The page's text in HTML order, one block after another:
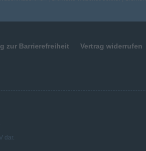
zur Barrierefreiheit Vertrag widerrufen
dar.